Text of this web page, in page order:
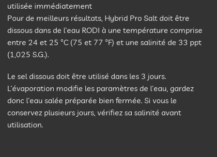
utilisée immédiatement
Pour de meilleurs résultats, Hybrid Pro Salt doit être
dissous dans de l’eau RODI à une température comprise
entre 24 et 25 °C (75 et 77 °F) et une salinité de 33 ppt
(1,025 S.G.).
Le sel dissous doit être utilisé dans les 3 jours.
L’évaporation modifie les paramètres de l’eau, gardez
donc l’eau salée préparée bien fermée. Si vous le
conservez plusieurs jours, vérifiez sa salinité avant
utilisation.